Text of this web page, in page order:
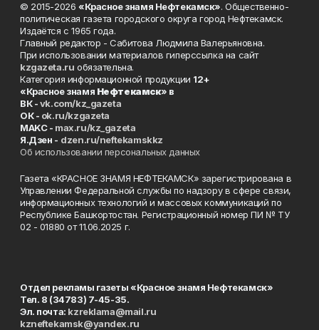
© 2015-2026 «Красное знамя Нефтекамск». Общественно-
политическая газета городского округа город Нефтекамск.
Издаётся с 1965 года.
Главный редактор - Сабитова Людмила Валерьяновна.
При использовании материалов гиперссылка на сайт
kzgazeta.ru обязательна.
Категория информационной продукции 12+
«Красное знамя Нефтекамск» в
ВК -vk.com/kz_gazeta
ОК - ok.ru/kzgazeta
MAKC - max.ru/kz_gazeta
Я.Дзен - dzen.ru/neftekamskkz
Об использовании персональных данных
Газета «КРАСНОЕ ЗНАМЯ НЕФТЕКАМСК» зарегистрирована в
Управлении Федеральной службы по надзору в сфере связи,
информационных технологий и массовых коммуникаций по
Республике Башкортостан. Регистрационный номер ПИ № ТУ
02 - 01880 от 11.06.2025 г.
Отдел рекламы газеты «Красное знамя Нефтекамск»
Тел. 8 (34783) 7-45-35.
Эл. почта: kzreklama@mail.ru
kzneftekamsk@yandex.ru